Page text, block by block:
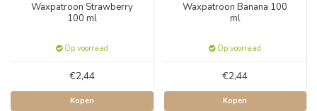
Waxpatroon Strawberry
100 ml
Op voorraad
€2,44
Kopen
Waxpatroon Banana 100
ml
Op voorraad
€2,44
Kopen